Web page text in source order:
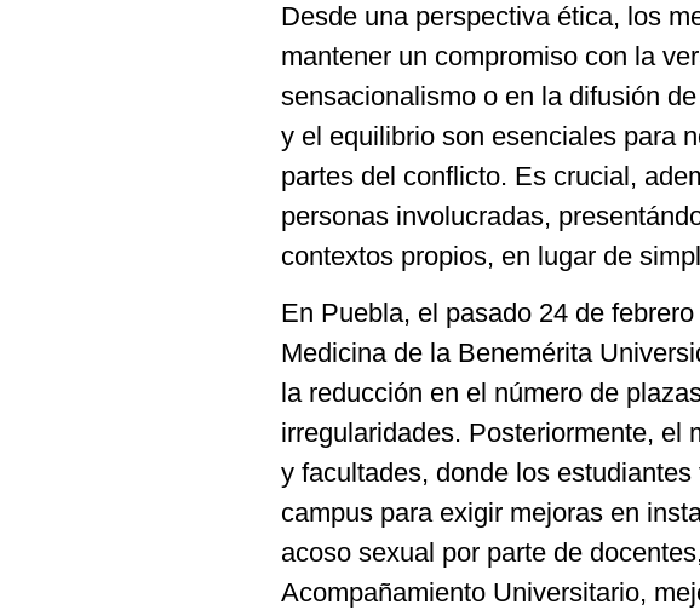
Desde una perspectiva ética, los
mantener un compromiso con la
sensacionalismo o en la difusión
y el equilibrio son esenciales para
partes del conflicto. Es crucial,
personas involucradas,
contextos propios, en lugar de
En Puebla, el pasado 24 de
Medicina de la Benemérita
la reducción en el número de
irregularidades. Posteriormente, el
y facultades, donde los
campus para exigir mejoras en
acoso sexual por parte de
Acompañamiento Universitario,